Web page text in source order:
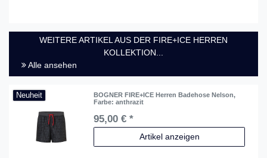
WEITERE ARTIKEL AUS DER FIRE+ICE HERREN
KOLLEKTION...
Alle ansehen
Neuheit BOGNER FIRE+ICE Herren Badehose Nelson,
Farbe: anthrazit
95,00 € *
Artikel anzeigen